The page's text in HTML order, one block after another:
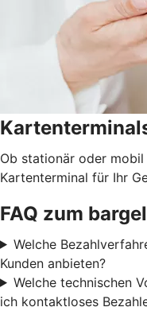
Ob stationär oder
Kartenterminal für Ihr
FAQ zum
Welche
Kunden anbieten?
Welche technischen
ich kontaktloses